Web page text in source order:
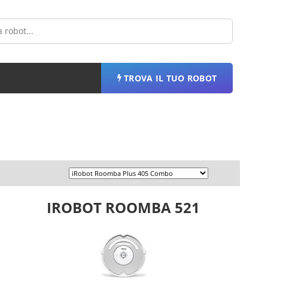
TROVA IL TUO ROBOT
IROBOT ROOMBA 521